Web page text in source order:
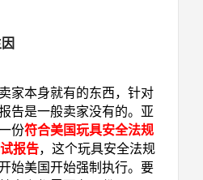
家本身就有的东西，针对
告是一般卖家没有的。亚
份符合美国玩具安全法规
报告，这个玩具安全法规
始美国开始强制执行。要